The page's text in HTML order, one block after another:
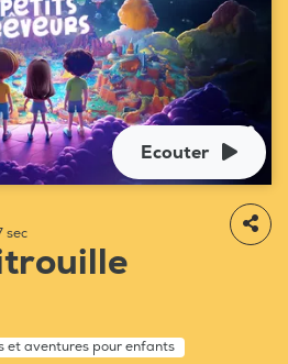
Ecouter
sec
et aventures pour enfants